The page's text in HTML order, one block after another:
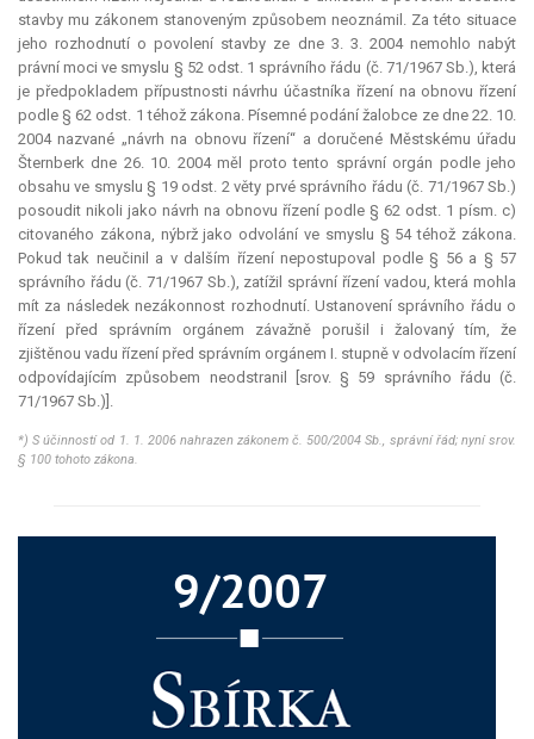
stavby mu zákonem stanoveným způsobem neoznámil. Za této situace
jeho rozhodnutí o povolení stavby ze dne 3. 3. 2004 nemohlo nabýt
právní moci ve smyslu § 52 odst. 1 správního řádu (č. 71/1967 Sb.), která
je předpokladem přípustnosti návrhu účastníka řízení na obnovu řízení
podle § 62 odst. 1 téhož zákona. Písemné podání žalobce ze dne 22. 10.
2004 nazvané „návrh na obnovu řízení“ a doručené Městskému úřadu
Šternberk dne 26. 10. 2004 měl proto tento správní orgán podle jeho
obsahu ve smyslu § 19 odst. 2 věty prvé správního řádu (č. 71/1967 Sb.)
posoudit nikoli jako návrh na obnovu řízení podle § 62 odst. 1 písm. c)
citovaného zákona, nýbrž jako odvolání ve smyslu § 54 téhož zákona.
Pokud tak neučinil a v dalším řízení nepostupoval podle § 56 a § 57
správního řádu (č. 71/1967 Sb.), zatížil správní řízení vadou, která mohla
mít za následek nezákonnost rozhodnutí. Ustanovení správního řádu o
řízení před správním orgánem závažně porušil i žalovaný tím, že
zjištěnou vadu řízení před správním orgánem I. stupně v odvolacím řízení
odpovídajícím způsobem neodstranil [srov. § 59 správního řádu (č.
71/1967 Sb.)].
*) S účinností od 1. 1. 2006 nahrazen zákonem č. 500/2004 Sb., správní řád; nyní srov.
§ 100 tohoto zákona.